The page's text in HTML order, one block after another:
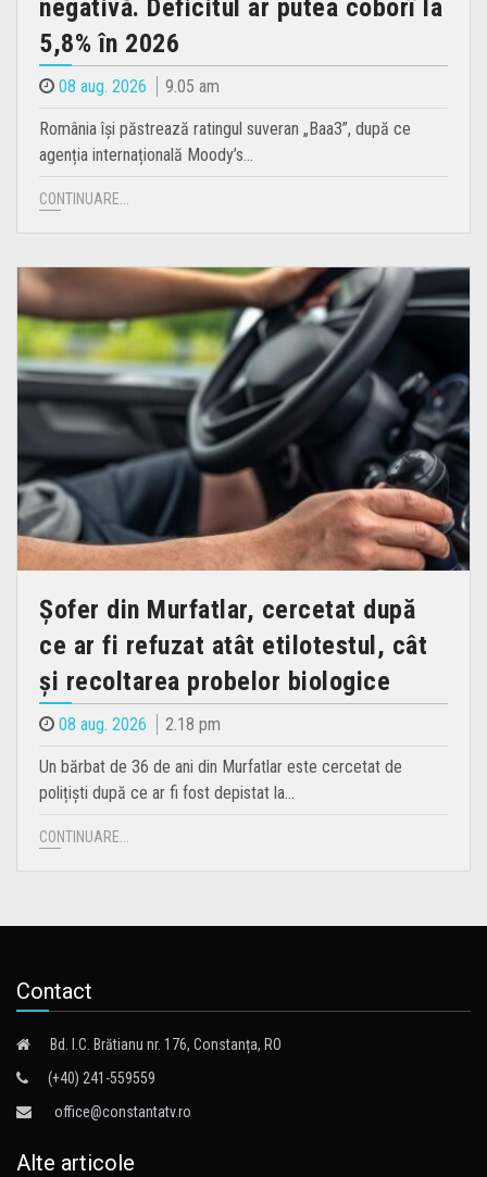
negativă. Deficitul ar putea coborî la
5,8% în 2026
08 aug. 2026 9.05 am
România își păstrează ratingul suveran „Baa3”, după ce
agenția internațională Moody’s…
CONTINUARE...
Șofer din Murfatlar, cercetat după
ce ar fi refuzat atât etilotestul, cât
și recoltarea probelor biologice
08 aug. 2026 2.18 pm
Un bărbat de 36 de ani din Murfatlar este cercetat de
polițiști după ce ar fi fost depistat la…
CONTINUARE...
Contact
Bd. I.C. Brătianu nr. 176, Constanța, RO
(+40) 241-559559
office@constantatv.ro
Alte articole